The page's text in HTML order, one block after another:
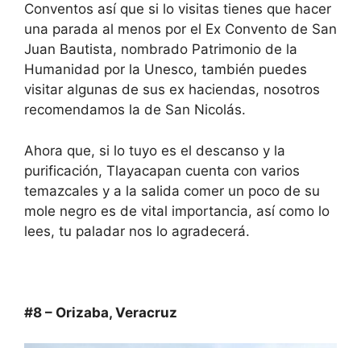
Conventos así que si lo visitas tienes que hacer
una parada al menos por el Ex Convento de San
Juan Bautista, nombrado Patrimonio de la
Humanidad por la Unesco, también puedes
visitar algunas de sus ex haciendas, nosotros
recomendamos la de San Nicolás.
Ahora que, si lo tuyo es el descanso y la
purificación, Tlayacapan cuenta con varios
temazcales y a la salida comer un poco de su
mole negro es de vital importancia, así como lo
lees, tu paladar nos lo agradecerá.
#8 – Orizaba, Veracruz